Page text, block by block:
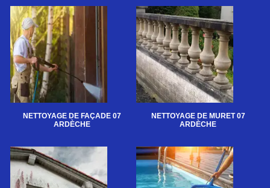
NETTOYAGE DE FAÇADE 07
ARDÈCHE
NETTOYAGE DE MURET 07
ARDÈCHE